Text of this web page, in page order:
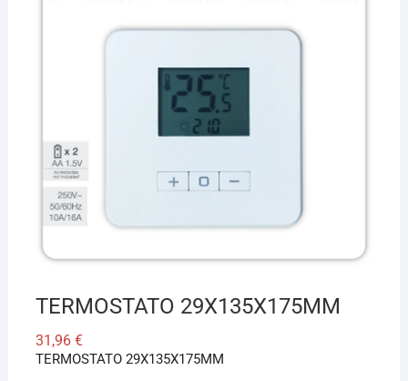
TERMOSTATO 29X135X175MM
31,96 €
TERMOSTATO 29X135X175MM
¡Hola! Soy el asesor virtual de Ferretería El Arroyo.
Cuéntame qué necesitas y te ayudo a encontrarlo,
aunque no sepas el nombre exacto